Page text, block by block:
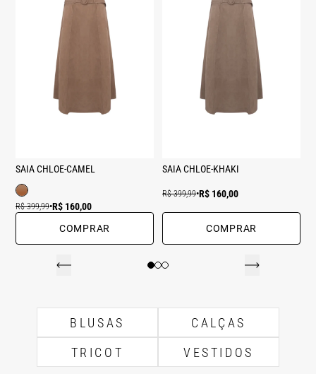
SAIA CHLOE-CAMEL
R$ 399,99•R$ 160,00
COMPRAR
SAIA CHLOE-KHAKI
R$ 399,99•R$ 160,00
COMPRAR
BLUSAS
CALÇAS
TRICOT
VESTIDOS